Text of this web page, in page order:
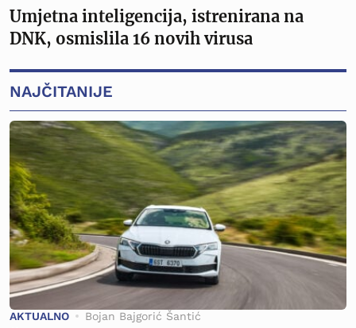
Umjetna inteligencija, istrenirana na
DNK, osmislila 16 novih virusa
NAJČITANIJE
AKTUALNO Bojan Bajgorić Šantić